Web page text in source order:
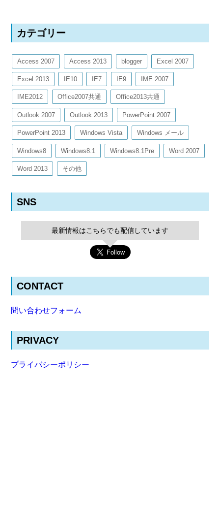
カテゴリー
Access 2007 Access 2013 blogger Excel 2007
Excel 2013 IE10 IE7 IE9 IME 2007
IME2012 Office2007共通 Office2013共通
Outlook 2007 Outlook 2013 PowerPoint 2007
PowerPoint 2013 Windows Vista Windows メール
Windows8 Windows8.1 Windows8.1Pre Word 2007
Word 2013 その他
SNS
最新情報はこちらでも配信しています
CONTACT
問い合わせフォーム
PRIVACY
プライバシーポリシー